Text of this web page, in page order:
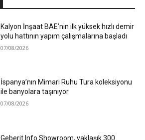
Kalyon İnşaat BAE’nin ilk yüksek hızlı demir
yolu hattının yapım çalışmalarına başladı
07/08/2026
İspanya’nın Mimari Ruhu Tura koleksiyonu
ile banyolara taşınıyor
07/08/2026
Geberit Info Showroom, yaklaşık 300